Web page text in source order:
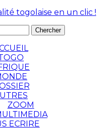
togolaise en un clic !
ZOOM
ECRIRE